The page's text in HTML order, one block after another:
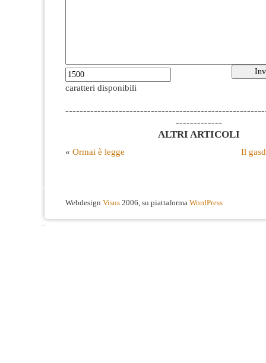
caratteri disponibili
-------------
ALTRI ARTICOLI
« Ormai è legge Il
Webdesign Visus 2006, su piattaforma WordPress